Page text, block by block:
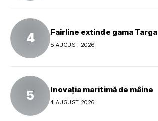
Fairline extinde gama Targa
5 AUGUST 2026
Inovația maritimă de mâine
4 AUGUST 2026